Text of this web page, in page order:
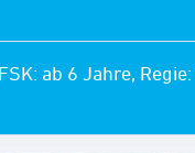
ab 6 Jahre,